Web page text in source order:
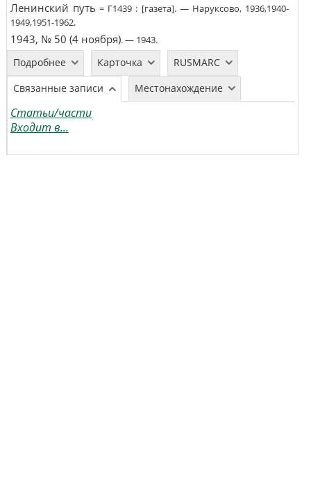
Ленинский путь = Г1439 : [газета]. —Наруксово,1936,1940-
1949,1951-1962.
1943, № 50 (4 ноября). —1943.
Подробнее Карточка
RUSMARC
Связанные записи
Местонахождение
Статьи/части
Входит в...